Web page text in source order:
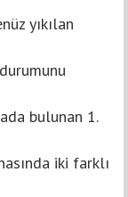
yıkılan
bulunan 1.
iki farklı